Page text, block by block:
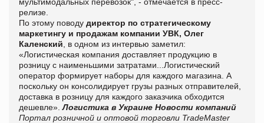
релизе.
По этому поводу директор по стратегическому
маркетингу и продажам компании УВК, Олег
Каленский , в одном из интервью заметил:
«Логистическая компания доставляет продукцию в
розницу с наименьшими затратами...Логистический
оператор формирует наборы для каждого магазина. А
поскольку он консолидирует грузы разных отправителей,
доставка в розницу для каждого заказчика обходится
дешевле».Логистика в Украине Новости компаний
Портал розничной и оптовой торговли TradeMaster